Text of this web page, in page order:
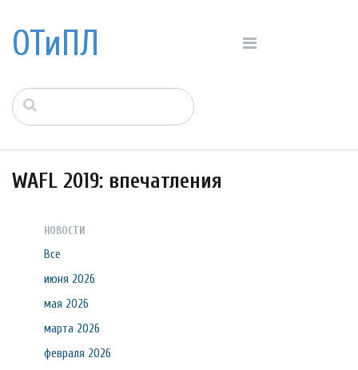
ОТиПЛ
WAFL 2019: впечатления
НОВОСТИ
Все
июня 2026
мая 2026
марта 2026
февраля 2026